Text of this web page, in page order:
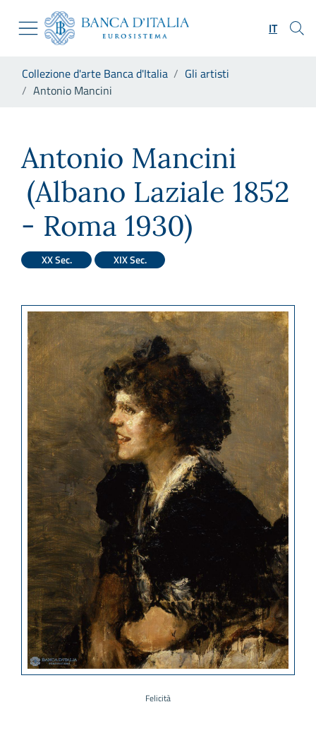
Skip to Main Content
Vai al sito istituzionale
Vai al menu di navigazione
Vai alla ricerca
Vai al footer
IT
Collezione d'arte Banca d'Italia
Gli artisti
Antonio Mancini
Antonio Mancini
(Albano Laziale 1852
- Roma 1930)
XX Sec. XIX Sec.
Felicità